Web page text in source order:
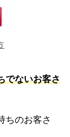
でないお客さ
ちのお客さ